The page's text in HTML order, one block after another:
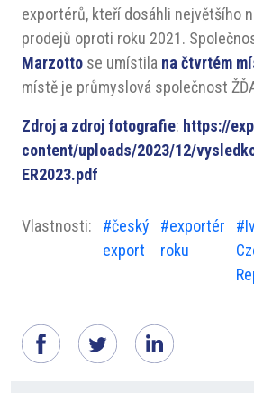
exportérů, kteří dosáhli největšího
prodejů oproti roku 2021.
Marzotto se umístila na čtvrtém
místě je průmyslová společnost
Zdroj a zdroj fotografie: https://
content/uploads/2023/12/
ER2023.pdf
Vlastnosti:
#český
export
#exportér
roku